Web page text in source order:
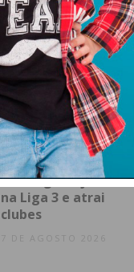
Corrida ao futebol
português: capital
estrangeiro já entra
na Liga 3 e atrai
clubes
7 DE AGOSTO 2026